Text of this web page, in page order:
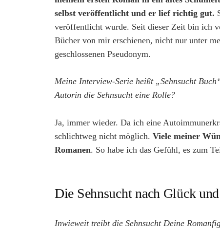
selbst veröffentlicht und er lief richtig gut.
veröffentlicht wurde. Seit dieser Zeit bin ich
Bücher von mir erschienen, nicht nur unter
geschlossenen Pseudonym.
Meine Interview-Serie heißt „Sehnsucht
Autorin die Sehnsucht eine Rolle?
Ja, immer wieder. Da ich eine
schlichtweg nicht möglich. Viele meiner
Romanen. So habe ich das Gefühl, es zum
Die Sehnsucht nach Glück
Inwieweit treibt die Sehnsucht Deine